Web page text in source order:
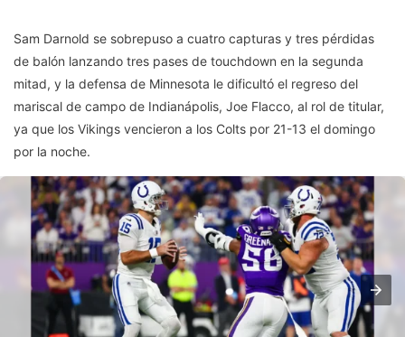
Sam Darnold se sobrepuso a cuatro capturas y tres pérdidas
de balón lanzando tres pases de touchdown en la segunda
mitad, y la defensa de Minnesota le dificultó el regreso del
mariscal de campo de Indianápolis, Joe Flacco, al rol de titular,
ya que los Vikings vencieron a los Colts por 21-13 el domingo
por la noche.